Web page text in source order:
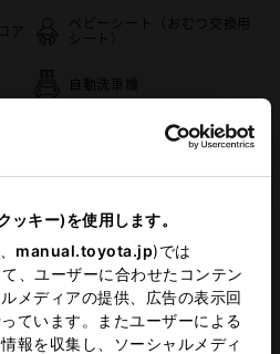
キー)を使用します。
manual.toyota.jp)では
、ユーザーに合わせたコンテン
メディアの提供、広告の表示回
ています。またユーザーによる
報を収集し、ソーシャルメディ
ア
ベビーシート（おむつ交換用
シート）
自動洗車機
車検・整備・メンテナンス取